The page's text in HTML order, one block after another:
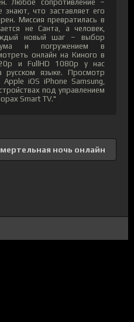
Любое сопротивление –
что заставляет его
Миссия превратилась в
не Санта, а человек,
новый шаг – выбор
и погружением в
онлайн на Киного в
и FullHD 1080p у нас
русском языке. Просмотр
iOS iPhone Samsung,
под управлением
Smart TV."
ночь онлайн